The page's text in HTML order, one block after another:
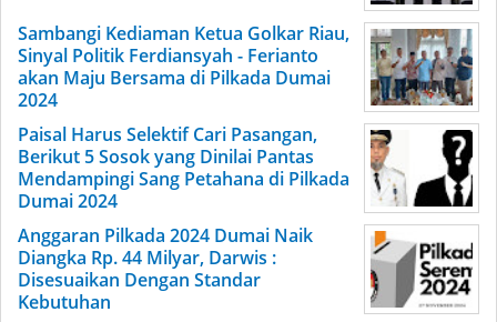
Sambangi Kediaman Ketua Golkar Riau,
Sinyal Politik Ferdiansyah - Ferianto
akan Maju Bersama di Pilkada Dumai
2024
Paisal Harus Selektif Cari Pasangan,
Berikut 5 Sosok yang Dinilai Pantas
Mendampingi Sang Petahana di Pilkada
Dumai 2024
Anggaran Pilkada 2024 Dumai Naik
Diangka Rp. 44 Milyar, Darwis :
Disesuaikan Dengan Standar
Kebutuhan